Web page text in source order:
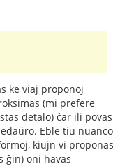
ke viaj proponoj
(mi prefere
detalo) ĉar ili povas
Eble tiu nuanco
kiujn vi proponas
ĝin) oni havas